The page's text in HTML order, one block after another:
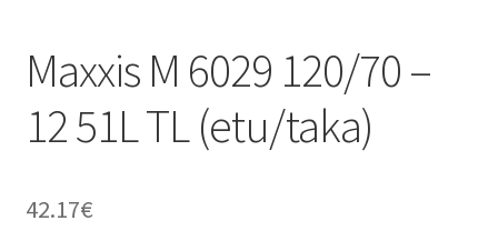
Maxxis M 6029 120/70 –
12 51L TL (etu/taka)
42.17€